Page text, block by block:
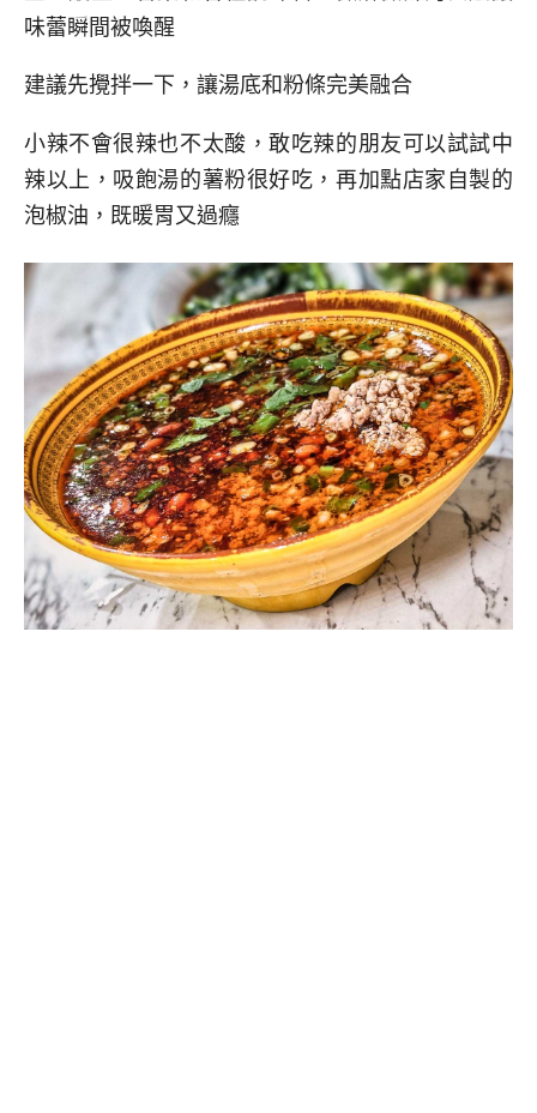
味蕾瞬間被喚醒
建議先攪拌一下，讓湯底和粉條完美融合
小辣不會很辣也不太酸，敢吃辣的朋友可以試試中
辣以上，吸飽湯的薯粉很好吃，再加點店家自製的
泡椒油，既暖胃又過癮